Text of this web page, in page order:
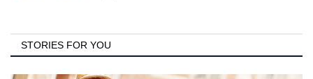
STORIES FOR YOU